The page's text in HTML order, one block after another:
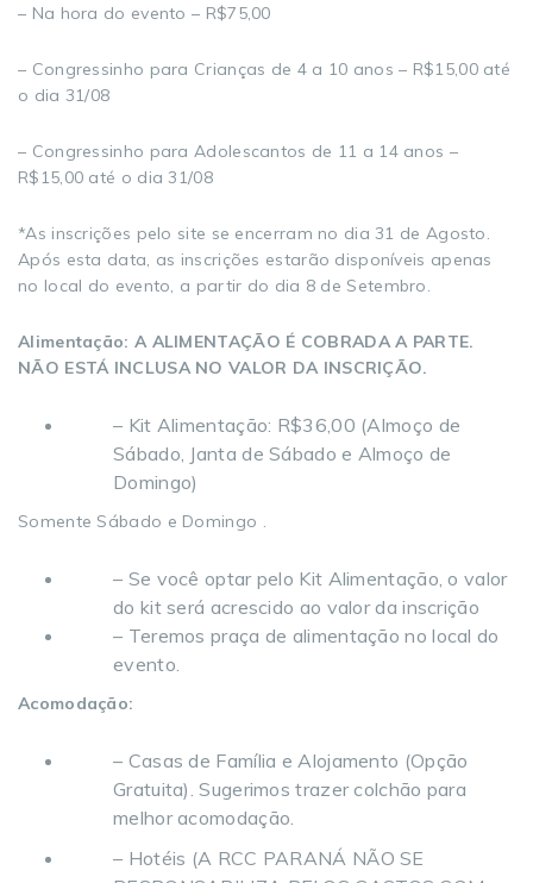
– Na hora do evento – R$75,00
– Congressinho para Crianças de 4 a 10 anos – R$15,00 até
o dia 31/08
– Congressinho para Adolescantos de 11 a 14 anos –
R$15,00 até o dia 31/08
*As inscrições pelo site se encerram no dia 31 de Agosto.
Após esta data, as inscrições estarão disponíveis apenas
no local do evento, a partir do dia 8 de Setembro.
Alimentação: A ALIMENTAÇÃO É COBRADA A PARTE.
NÃO ESTÁ INCLUSA NO VALOR DA INSCRIÇÃO.
– Kit Alimentação: R$36,00 (Almoço de
Sábado, Janta de Sábado e Almoço de
Domingo)
Somente Sábado e Domingo .
– Se você optar pelo Kit Alimentação, o valor
do kit será acrescido ao valor da inscrição
– Teremos praça de alimentação no local do
evento.
Acomodação:
– Casas de Família e Alojamento (Opção
Gratuita). Sugerimos trazer colchão para
melhor acomodação.
– Hotéis (A RCC PARANÁ NÃO SE